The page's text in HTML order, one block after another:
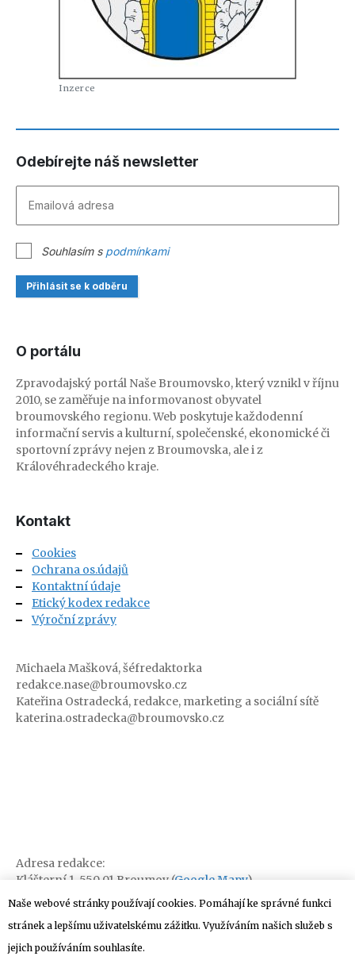
Odebírejte náš newsletter
Souhlasím s podmínkami
Přihlásit se k odběru
O portálu
Zpravodajský portál Naše Broumovsko, který vznikl v říjnu
2010, se zaměřuje na informovanost obyvatel
broumovského regionu. Web poskytuje každodenní
informační servis a kulturní, společenské, ekonomické či
sportovní zprávy nejen z Broumovska, ale i z
Královéhradeckého kraje.
Kontakt
Cookies
Ochrana os.údajů
Kontaktní údaje
Etický kodex redakce
Výroční zprávy
Michaela Mašková, šéfredaktorka
redakce.nase@broumovsko.cz
Kateřina Ostradecká, redakce, marketing a sociální sítě
katerina.ostradecka@broumovsko.cz
Adresa redakce:
Klášterní 1, 550 01 Broumov (Google Mapy)
Naše webové stránky používají cookies. Pomáhají ke správné funkci
stránek a lepšímu uživatelskému zážitku. Využíváním našich služeb s
jejich používáním souhlasíte.